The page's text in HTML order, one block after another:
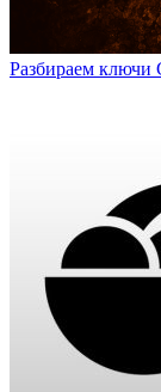
Разбираем ключи